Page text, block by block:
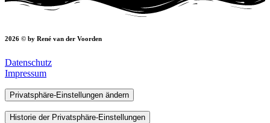
2026 © by René van der Voorden
Datenschutz
Impressum
Privatsphäre-Einstellungen ändern
Historie der Privatsphäre-Einstellungen